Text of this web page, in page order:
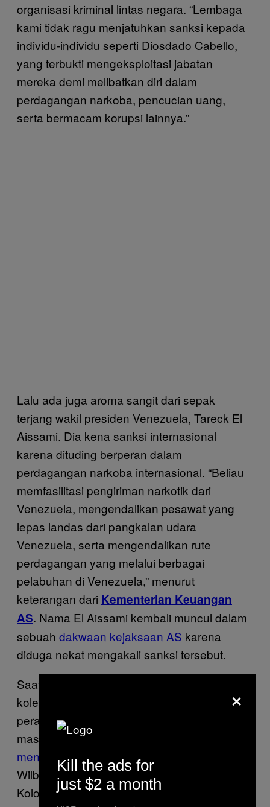
organisasi kriminal lintas negara. “Lembaga
kami tidak ragu menjatuhkan sanksi kepada
individu-individu seperti Diosdado Cabello,
yang terbukti mengeksploitasi jabatan
mereka demi melibatkan diri dalam
perdagangan narkoba, pencucian uang,
serta bermacam korupsi lainnya.”
Lalu ada juga aroma sangit dari sepak
terjang wakil presiden Venezuela, Tareck El
Aissami. Dia kena sanksi internasional
karena dituding berperan dalam
perdagangan narkoba internasional. “Beliau
memfasilitasi pengiriman narkotik dari
Venezuela, mengendalikan pesawat yang
lepas landas dari pangkalan udara
Venezuela, serta mengendalikan rute
perdagangan yang melalui berbagai
pelabuhan di Venezuela,” menurut
keterangan dari Kementerian Keuangan
AS. Nama El Aissami kembali muncul dalam
sebuah dakwaan kejaksaan AS karena
diduga nekat mengakali sanksi tersebut.
Saat Carvajal menyebut nama-nama mantan
koleganya di pemerintah, dia tidak mengakui
perannya sendiri dalam jaringan narkoba di
masa lalu. Berbagai
menyatakan
Carvajal menerima bayaran dari
Wilber Varela, Kepala Kartel North Valley dari
Kolombia, untuk mendanai perdagangan
×
Kill the ads for
just $2 a month